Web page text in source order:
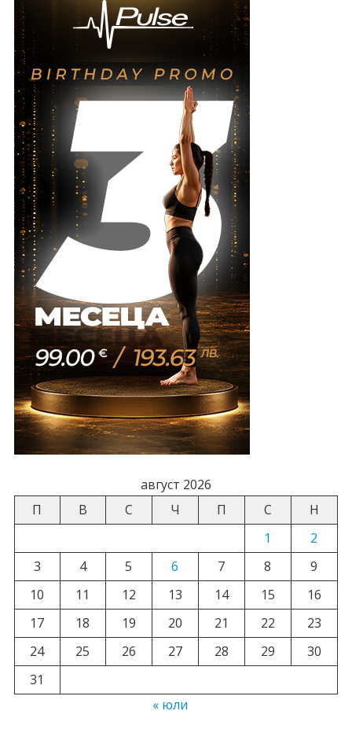
август 2026
П
В С Ч П С
Н
1
2
3
4 5 6 7 8
9
10
11 12 13 14 15
16
17
18 19 20 21 22
23
24
25 26 27 28 29
30
31
« юли